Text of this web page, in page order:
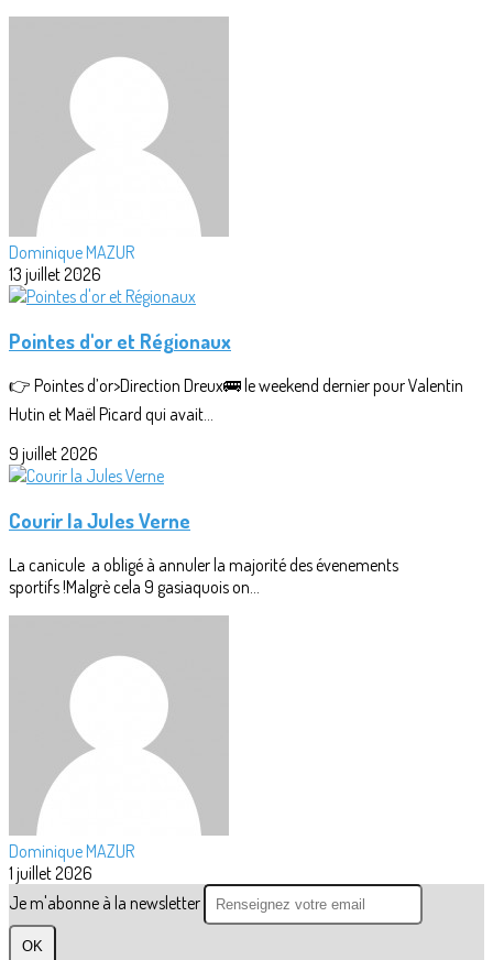
Dominique MAZUR
13 juillet 2026
Pointes d'or et Régionaux
👉 Pointes d’or>Direction Dreux🚌 le weekend dernier pour Valentin
Hutin et Maël Picard qui avait...
9 juillet 2026
Courir la Jules Verne
La canicule a obligé à annuler la majorité des évenements
sportifs !Malgrè cela 9 gasiaquois on...
Dominique MAZUR
1 juillet 2026
Je m'abonne à la newsletter
OK